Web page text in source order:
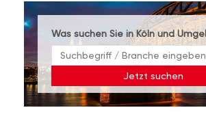
Was suchen Sie in Köln und
Jetzt suchen